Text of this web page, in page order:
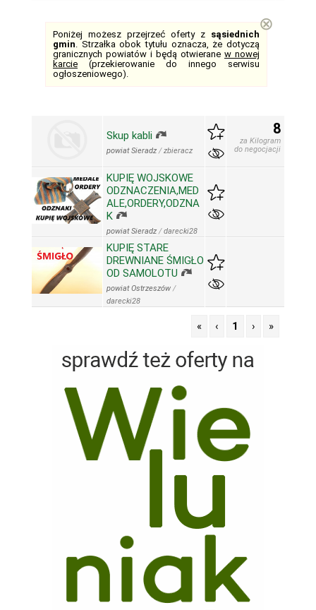
Poniżej możesz przejrzeć oferty z sąsiednich
gmin. Strzałka obok tytułu oznacza, że dotyczą
granicznych powiatów i będą otwierane w nowej
karcie (przekierowanie do innego serwisu
ogłoszeniowego).
⊗
Skup kabli
powiat Sieradz /zbieracz
8
za Kilogram
do negocjacji
KUPIĘ WOJSKOWE
ODZNACZENIA,MED
ALE,ORDERY,ODZNA
K
powiat Sieradz /darecki28
KUPIĘ STARE
DREWNIANE ŚMIGŁO
OD SAMOLOTU
powiat Ostrzeszów /
darecki28
« ‹ 1 › »